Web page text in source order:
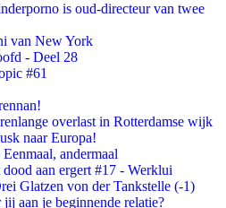
is oud-directeur van twee
van New York
- Deel 28
#61
overlast in Rotterdamse wijk
naar Europa!
andermaal
aan ergert #17 - Werklui
Glatzen von der Tankstelle (-1)
aan je beginnende relatie?